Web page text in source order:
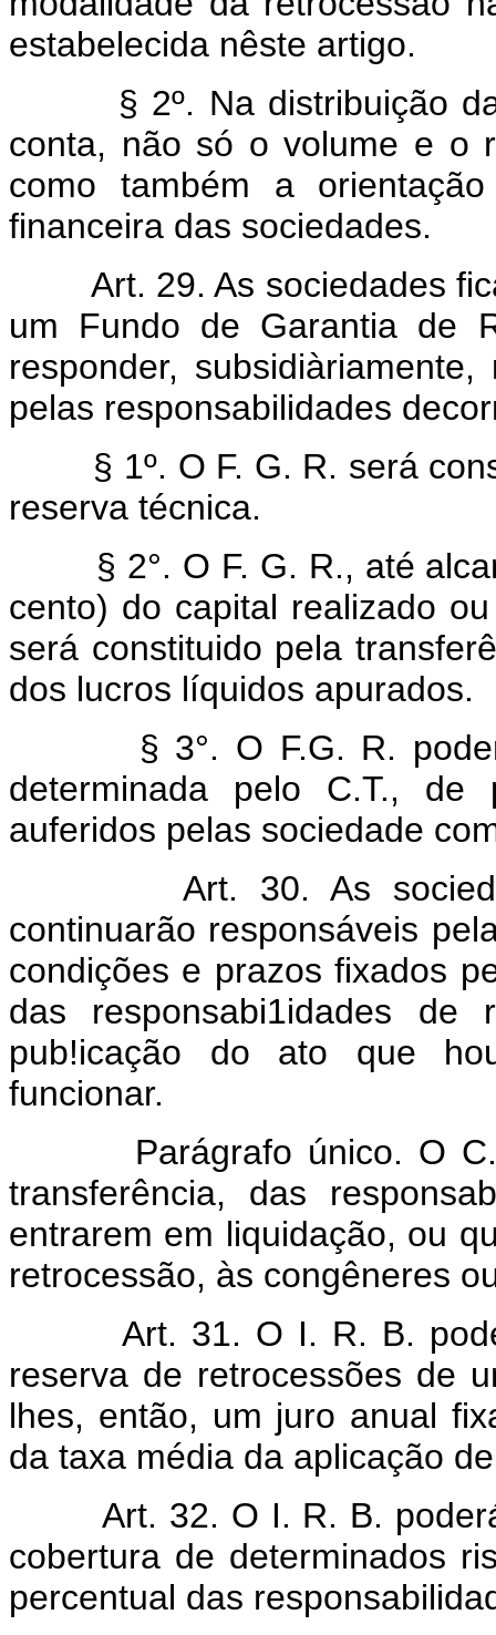
estabelecida nêste artigo.
§ 2º. Na distribuição das
conta, não só o volume e o
como também a
financeira das sociedades.
Art. 29. As sociedades
um Fundo de Garantia de
responder,
pelas responsabilidades
§ 1º. O F. G. R. será
reserva técnica.
§ 2°. O F. G. R., até
cento) do capital realizado
será constituido pela
dos lucros líquidos apurados.
§ 3°. O F.G. R. poderá
determinada pelo C.T.,
auferidos pelas sociedade
Art. 30. As
continuarão responsáveis
condições e prazos fixados
das responsabi1idades
pub!icação do ato que
funcionar.
Parágrafo único. O C.T.
transferência, das
entrarem em liquidação, ou
retrocessão, às congêneres
Art. 31. O I. R. B.
reserva de retrocessões de
lhes, então, um juro anual
da taxa média da aplicação
Art. 32. O I. R. B.
cobertura de determinados
percentual das